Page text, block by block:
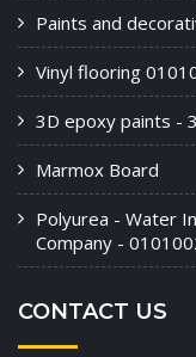
Paints and
Vinyl flooring
3D epoxy paints -
Marmox Board
Polyurea - Water
Company -
CONTACT US